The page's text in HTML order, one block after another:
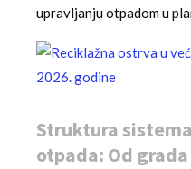
upravljanju otpadom u
Struktura
otpada: Od